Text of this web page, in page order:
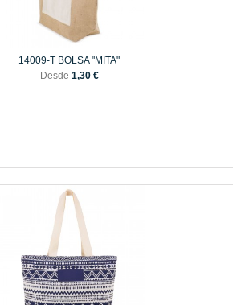
14009-T BOLSA "MITA"
Desde 1,30 €